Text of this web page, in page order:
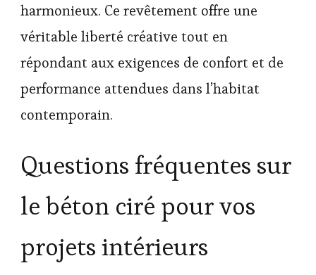
harmonieux. Ce revêtement offre une
véritable liberté créative tout en
répondant aux exigences de confort et de
performance attendues dans l’habitat
contemporain.
Questions fréquentes sur
le béton ciré pour vos
projets intérieurs